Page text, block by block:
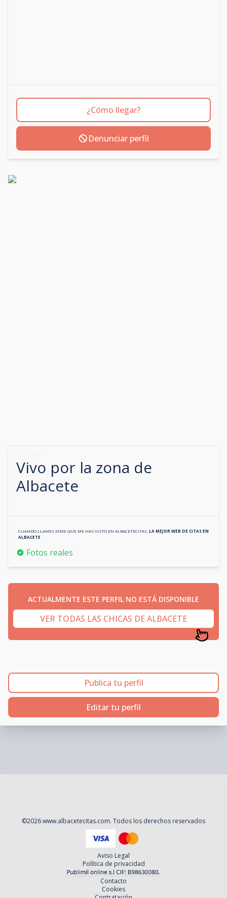
¿Cómo llegar?
Denunciar perfil
Vivo por la zona de
Albacete
CUANDO LLAMES DIME QUE ME HAS VISTO EN ALBACETECITAS LA MEJOR WEB DE CITAS EN
ALBACETE
Fotos reales
ACTUALMENTE ESTE PERFIL NO ESTÁ DISPONIBLE
VER TODAS LAS CHICAS DE ALBACETE
Publica tu perfil
Editar tu perfil
©2026www.albacetecitas.com. Todos los derechos reservados
Aviso Legal
Política de privacidad
Contacto
Cookies